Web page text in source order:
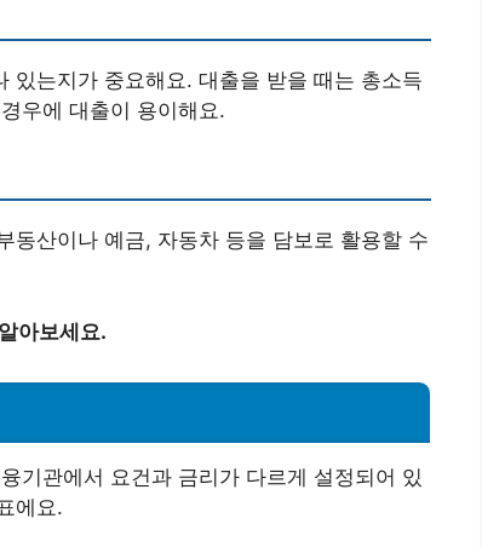
있는지가 중요해요. 대출을 받을 때는 총소득
우에 대출이 용이해요.
동산이나 예금, 자동차 등을 담보로 활용할 수
아보세요.
기관에서 요건과 금리가 다르게 설정되어 있
에요.